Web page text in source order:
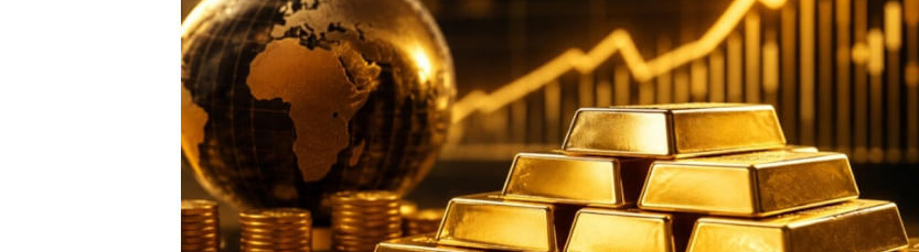
Barclays, son dönemde yaşanan geri çekilmeye rağmen altın
fiyatlarının yeniden yükseliş ivmesi yakalayabileceğini belirtti. Banka,
enflasyonist baskıların sürmesi, merkez bankalarının altın alımlarına
devam etmesi ve doların değer kaybetme olasılığının, değerli metalin
orta vadede yeniden güç kazanmasına zemin hazırlayabileceğini ifade
etti.